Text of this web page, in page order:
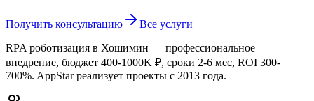
Получить консультацию
Все услуги
RPA роботизация в Хошимин — профессиональное
внедрение, бюджет 400-1000K ₽, сроки 2-6 мес, ROI 300-
700%. AppStar реализует проекты с 2013 года.